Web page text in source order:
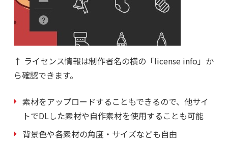
↑ ライセンス情報は制作者名の横の「license info」か
ら確認できます。
素材をアップロードすることもできるので、他サイ
トでDLした素材や自作素材を使用することも可能
背景色や各素材の角度・サイズなども自由